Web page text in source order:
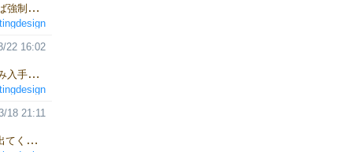
温泉イベント動画アップしました。温泉でリフレッシュ！ 発生すれば強制でぶち込まれますが、 H(体力)とM(魔力)、 そして仲間が居れば仲間の回復もできちゃいます。 http://www5.airnet.ne.jp/yyy/sd/hdl/index.html
宝箱イベント動画アップしました。 最強の武器、防具は宝箱からのみ入手可能！ 仲間の面倒を見るか、 手に入りづらい武器防具を求めるか、その選択はあなた次第！ って感じですね。 http://www5.airnet.ne.jp/yyy/sd/hdl/index.html
22 16:02
今回はMAPで発生する＜女神の泉＞Eventの説明動画です。 泉から出てくる女神さまに、武器かお金をもらえるEventです。 購入不可能な高性能の武器である 泉の剣 を運試しで得るか、 手堅くG(金力)とV（徳力）を得るかを自分で決められます。 V（徳力）は高い程、買い物や宿泊などの値段が安くなっていくので、 単純にG(金力)を稼ぐより有効な場合があります。 状況から判断して、上手くこなしていきましょう！ http://www5.airnet.ne.jp/yyy/sd/hdl/index.html
18 21:11